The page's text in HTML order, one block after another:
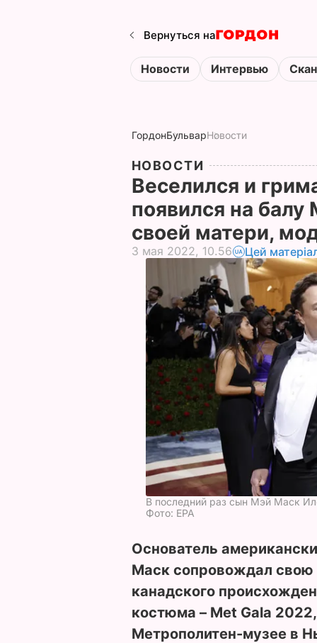
Вернуться на
Новости Интервью
ГордонБульварНовости
НОВОСТИ
Веселился и
появился на
своей матери,
3 мая 2022, 10.56 Цей
В последний раз сын Мэй Маск
Фото: ЕРА
Основатель
Маск сопровождал свою
канадского
костюма – Met Gala
Метрополитен-музее в